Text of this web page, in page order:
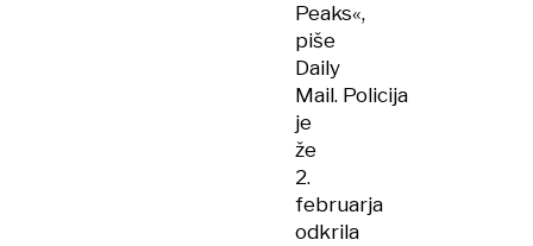
Peaks«,
piše
Daily
Mail. Policija
je
že
2.
februarja
odkrila